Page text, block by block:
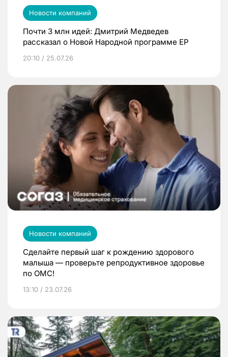
Новости компаний
Почти 3 млн идей: Дмитрий Медведев
рассказал о Новой Народной программе ЕР
20:10 / 25.07.26
Новости компаний
Сделайте первый шаг к рождению здорового
малыша — проверьте репродуктивное здоровье
по ОМС!
13:10 / 23.07.26